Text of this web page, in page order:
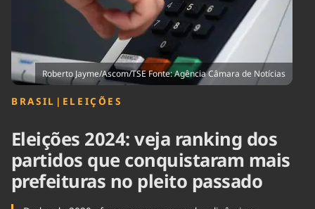
Internacional
Roberto Jayme/Ascom/TSE Fonte: Agência Câmara de Notícias
BRASIL | ELEIÇÕES
Eleições 2024: veja ranking dos
partidos que conquistaram mais
prefeituras no pleito passado